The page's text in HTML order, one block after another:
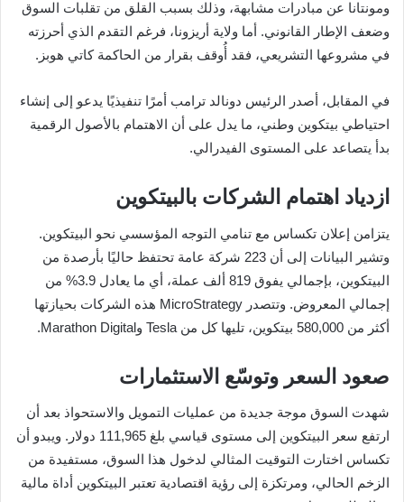
ومونتانا عن مبادرات مشابهة، وذلك بسبب القلق من تقلبات السوق
وضعف الإطار القانوني. أما ولاية أريزونا، فرغم التقدم الذي أحرزته
في مشروعها التشريعي، فقد أُوقف بقرار من الحاكمة كاتي هوبز.
في المقابل، أصدر الرئيس دونالد ترامب أمرًا تنفيذيًا يدعو إلى إنشاء
احتياطي بيتكوين وطني، ما يدل على أن الاهتمام بالأصول الرقمية
بدأ يتصاعد على المستوى الفيدرالي.
ازدياد اهتمام الشركات بالبيتكوين
يتزامن إعلان تكساس مع تنامي التوجه المؤسسي نحو البيتكوين.
وتشير البيانات إلى أن 223 شركة عامة تحتفظ حاليًا بأرصدة من
البيتكوين، بإجمالي يفوق 819 ألف عملة، أي ما يعادل 3.9% من
إجمالي المعروض. وتتصدر MicroStrategy هذه الشركات بحيازتها
أكثر من 580,000 بيتكوين، تليها كل من Tesla وMarathon Digital.
صعود السعر وتوسّع الاستثمارات
شهدت السوق موجة جديدة من عمليات التمويل والاستحواذ بعد أن
ارتفع سعر البيتكوين إلى مستوى قياسي بلغ 111,965 دولار. ويبدو أن
تكساس اختارت التوقيت المثالي لدخول هذا السوق، مستفيدة من
الزخم الحالي، ومرتكزة إلى رؤية اقتصادية تعتبر البيتكوين أداة مالية